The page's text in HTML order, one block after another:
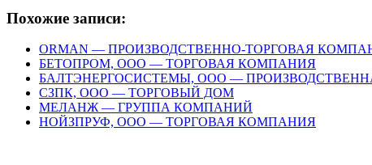
Похожие записи:
ORMAN — ПРОИЗВОДСТВЕННО-ТОРГОВАЯ
БЕТОПРОМ, ООО — ТОРГОВАЯ КОМПАНИЯ
БАЛТЭНЕРГОСИСТЕМЫ, ООО —
СЗПК, ООО — ТОРГОВЫЙ ДОМ
МЕЛАНЖ — ГРУППА КОМПАНИЙ
НОЙЗПРУФ, ООО — ТОРГОВАЯ КОМПАНИЯ